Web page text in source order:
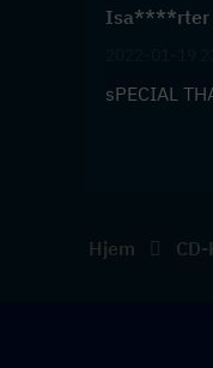
Isa****rter
sPECIAL
Hjem